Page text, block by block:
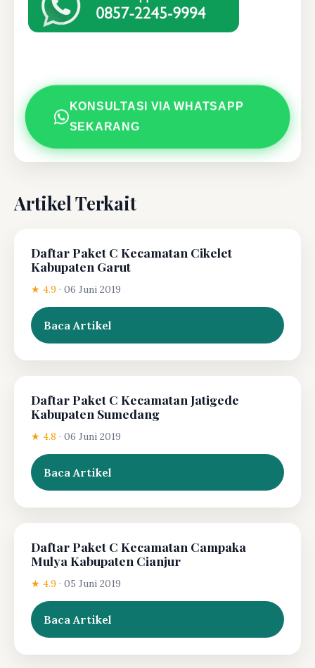
KONSULTASI VIA WHATSAPP
SEKARANG
Artikel Terkait
Daftar Paket C Kecamatan Cikelet
Kabupaten Garut
★ 4.9 · 06 Juni 2019
Baca Artikel
Daftar Paket C Kecamatan Jatigede
Kabupaten Sumedang
★ 4.8 · 06 Juni 2019
Baca Artikel
Daftar Paket C Kecamatan Campaka
Mulya Kabupaten Cianjur
★ 4.9 · 05 Juni 2019
Baca Artikel